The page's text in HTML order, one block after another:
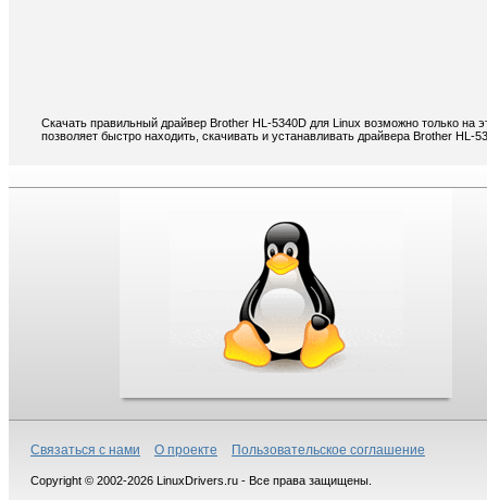
Скачать правильный драйвер Brother HL-5340D для Linux возможно только на
позволяет быстро находить, скачивать и устанавливать драйвера Brother HL-
Связаться с нами О проекте Пользовательское соглашение
Copyright © 2002-2026 LinuxDrivers.ru - Все права защищены.